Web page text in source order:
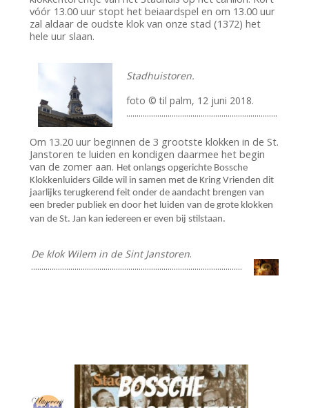
vóór 13.00 uur stopt het beiaardspel en om 13.00 uur
zal aldaar de oudste klok van onze stad (1372) het
hele uur slaan.
Stadhuistoren.
foto © til palm, 12 juni 2018.
.........................................................................
Om 13.20 uur beginnen de 3 grootste klokken in de St.
Janstoren te luiden en kondigen daarmee het begin
van de zomer aan. Het onlangs opgerichte Bossche
Klokkenluiders Gilde wil in samen met de Kring Vrienden dit
jaarlijks terugkerend feit onder de aandacht brengen van
een breder publiek en door het luiden van de grote klokken
van de St. Jan kan iedereen er even bij stilstaan.
De klok Wilem in de Sint Janstoren.
......................................................................................................